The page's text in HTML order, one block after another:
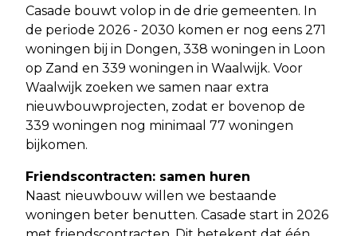
Casade bouwt volop in de drie gemeenten. In
de periode 2026 - 2030 komen er nog eens 271
woningen bij in Dongen, 338 woningen in Loon
op Zand en 339 woningen in Waalwijk. Voor
Waalwijk zoeken we samen naar extra
nieuwbouwprojecten, zodat er bovenop de
339 woningen nog minimaal 77 woningen
bijkomen.
Friendscontracten: samen huren
Naast nieuwbouw willen we bestaande
woningen beter benutten. Casade start in 2026